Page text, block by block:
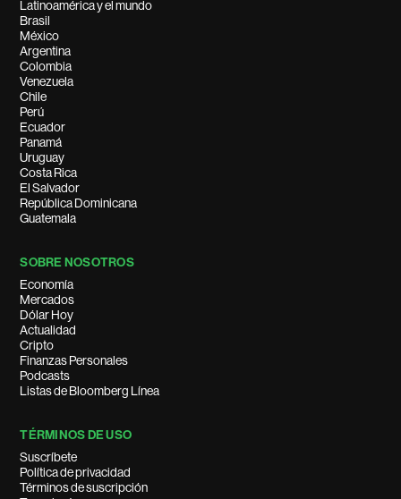
Latinoamérica y el mundo
Brasil
México
Argentina
Colombia
Venezuela
Chile
Perú
Ecuador
Panamá
Uruguay
Costa Rica
El Salvador
República Dominicana
Guatemala
SOBRE NOSOTROS
Economía
Mercados
Dólar Hoy
Actualidad
Cripto
Finanzas Personales
Podcasts
Listas de Bloomberg Línea
TÉRMINOS DE USO
Suscríbete
Política de privacidad
Términos de suscripción